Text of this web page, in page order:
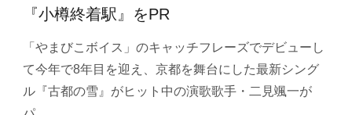
『小樽終着駅』をPR
「やまびこボイス」のキャッチフレーズでデビューし
て今年で8年目を迎え、京都を舞台にした最新シング
ル『古都の雪』がヒット中の演歌歌手・二見颯一が